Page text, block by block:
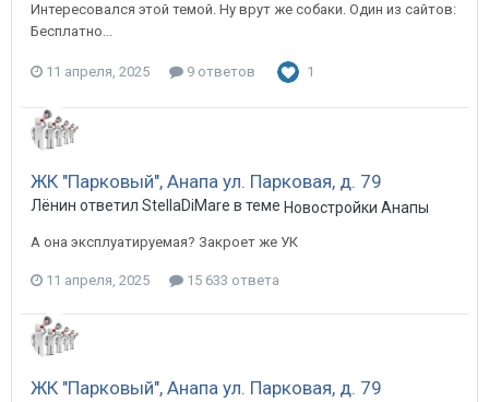
Интересовался этой темой. Ну врут же собаки. Один из сайтов:
Бесплатно...
11 апреля, 2025 9 ответов 1
ЖК "Парковый", Анапа ул. Парковая, д. 79
Лёнин ответил StellaDiMare в теме Новостройки Анапы
А она эксплуатируемая? Закроет же УК
11 апреля, 2025 15 633 ответа
ЖК "Парковый", Анапа ул. Парковая, д. 79